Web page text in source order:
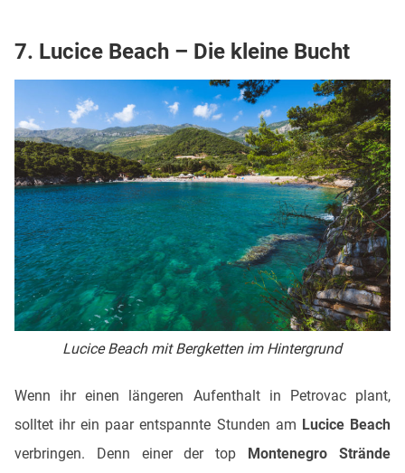
7. Lucice Beach – Die kleine Bucht
Lucice Beach mit Bergketten im Hintergrund
Wenn ihr einen längeren Aufenthalt in Petrovac plant,
solltet ihr ein paar entspannte Stunden am Lucice Beach
verbringen. Denn einer der top
Montenegro Strände